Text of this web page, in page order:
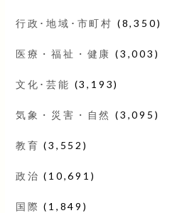
行政･地域･市町村 (8,350)
医療・福祉・健康 (3,003)
文化･芸能 (3,193)
気象・災害・自然 (3,095)
教育 (3,552)
政治 (10,691)
国際 (1,849)